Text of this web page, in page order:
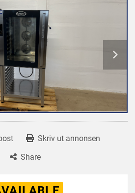
Skriv ut annonsen
Share